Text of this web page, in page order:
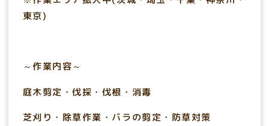
東京)
～作業内容～
庭木剪定・伐採・伐根・消毒
芝刈り・除草作業・バラの剪定・防草対策